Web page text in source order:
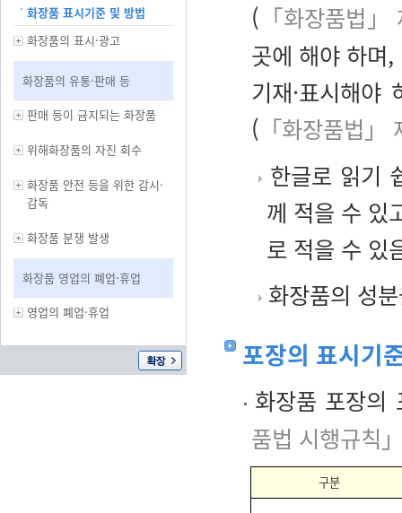
화장품 표시기준 및 방법
화장품의 표시·광고
화장품의 유통·판매 등
판매 등이 금지되는 화장품
위해화장품의 자진 회수
화장품 안전 등을 위한 감시·
감독
화장품 분쟁 발생
화장품 영업의 폐업·휴업
영업의 폐업·휴업
( 「화장품법
곳에 해야 하며
기재·표시해
( 「화장품법」
한글로 읽기
께 적을 수 있
로 적을 수 있
화장품의 성
포장의 표시기
화장품 포장의
품법 시행규칙
구분